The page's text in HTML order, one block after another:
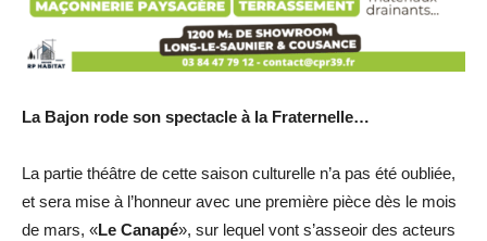
La Bajon rode son spectacle à la Fraternelle…
La partie théâtre de cette saison culturelle n’a pas été oubliée,
et sera mise à l’honneur avec une première pièce dès le mois
de mars, «Le Canapé», sur lequel vont s’asseoir des acteurs